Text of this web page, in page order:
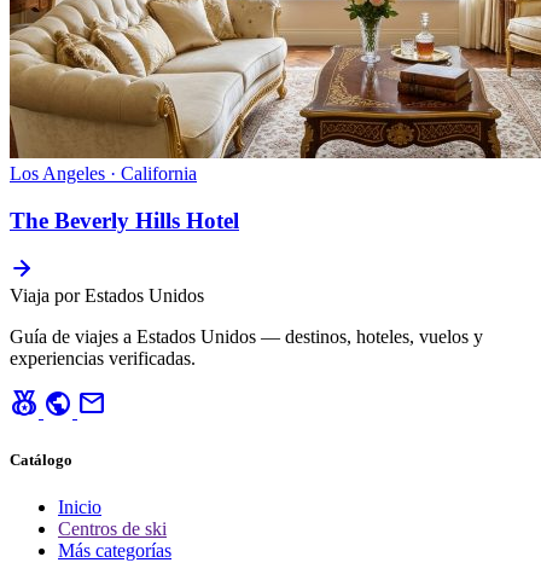
Los Angeles · California
The Beverly Hills Hotel
Viaja por Estados Unidos
Guía de viajes a Estados Unidos — destinos, hoteles, vuelos y
experiencias verificadas.
social_leaderboard public mail
Catálogo
Inicio
Centros de ski
Más categorías